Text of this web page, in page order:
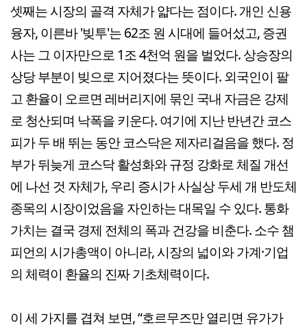
셋째는 시장의 골격 자체가 얇다는 점이다. 개인 신용
융자, 이른바 '빚투'는 62조 원 시대에 들어섰고, 증권
사는 그 이자만으로 1조 4천억 원을 벌었다. 상승장의
상당 부분이 빚으로 지어졌다는 뜻이다. 외국인이 팔
고 환율이 오르면 레버리지에 묶인 국내 자금은 강제
로 청산되며 낙폭을 키운다. 여기에 지난 반년간 코스
피가 두 배 뛰는 동안 코스닥은 제자리걸음을 했다. 정
부가 뒤늦게 코스닥 활성화와 규정 강화로 체질 개선
에 나선 것 자체가, 우리 증시가 사실상 두세 개 반도체
종목의 시장이었음을 자인하는 대목일 수 있다. 통화
가치는 결국 경제 전체의 폭과 건강을 비춘다. 소수 챔
피언의 시가총액이 아니라, 시장의 넓이와 가계·기업
의 체력이 환율의 진짜 기초체력이다.
이 세 가지를 겹쳐 보면, “호르무즈만 열리면 유가가